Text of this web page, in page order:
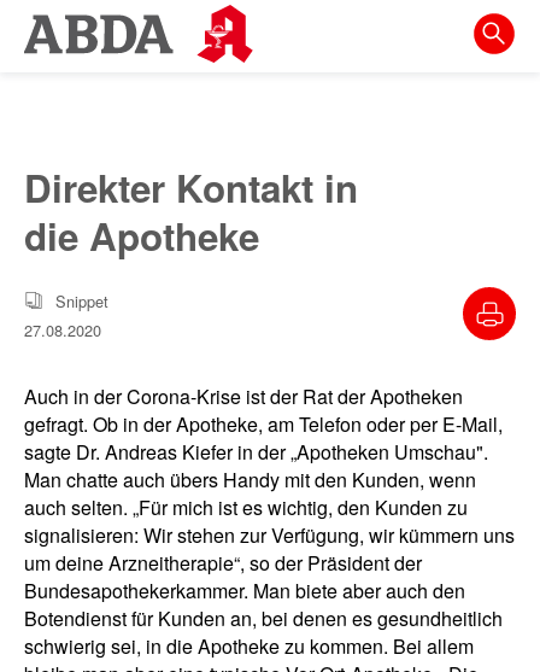
Springe
direkt
zur
Meta-
Navigation
zum
Inhalt
zur
Suche
Direkter Kontakt in
die Apotheke
Snippet
27.08.2020
Auch in der Corona-Krise ist der Rat der Apotheken
gefragt. Ob in der Apotheke, am Telefon oder per E-Mail,
sagte Dr. Andreas Kiefer in der „Apotheken Umschau".
Man chatte auch übers Handy mit den Kunden, wenn
auch selten. „Für mich ist es wichtig, den Kunden zu
signalisieren: Wir stehen zur Verfügung, wir kümmern uns
um deine Arzneitherapie“, so der Präsident der
Bundesapothekerkammer. Man biete aber auch den
Botendienst für Kunden an, bei denen es gesundheitlich
schwierig sei, in die Apotheke zu kommen. Bei allem